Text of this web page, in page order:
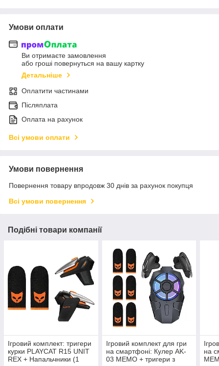
Умови оплати
Ви отримаєте замовлення
або гроші повернуться на вашу картку
Детальніше
Оплатити частинами
Післяплата
Оплата на рахунок
Всі умови оплати
Умови повернення
Повернення товару впродовж 30 днів за рахунок покупця
Всі умови повернення
Подібні товари компанії
Ігровий комплект: тригери
курки PLAYCAT R15 UNIT
REX + Напальчники (1
Ігровий комплект для гри
на смартфоні: Кулер AK-
03 MEMO + тригери з
на